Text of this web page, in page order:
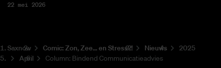
22 mei 2026
Saxnow Co­mic: Zon, Zee... en Stress?! Nieuws
2025
April
Column: Bindend Communicatieadvies